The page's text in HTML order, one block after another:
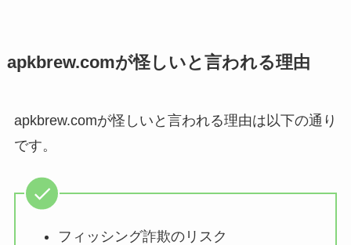
apkbrew.comが怪しいと言われる理由
apkbrew.comが怪しいと言われる理由は以下の通り
です。
フィッシング詐欺のリスク